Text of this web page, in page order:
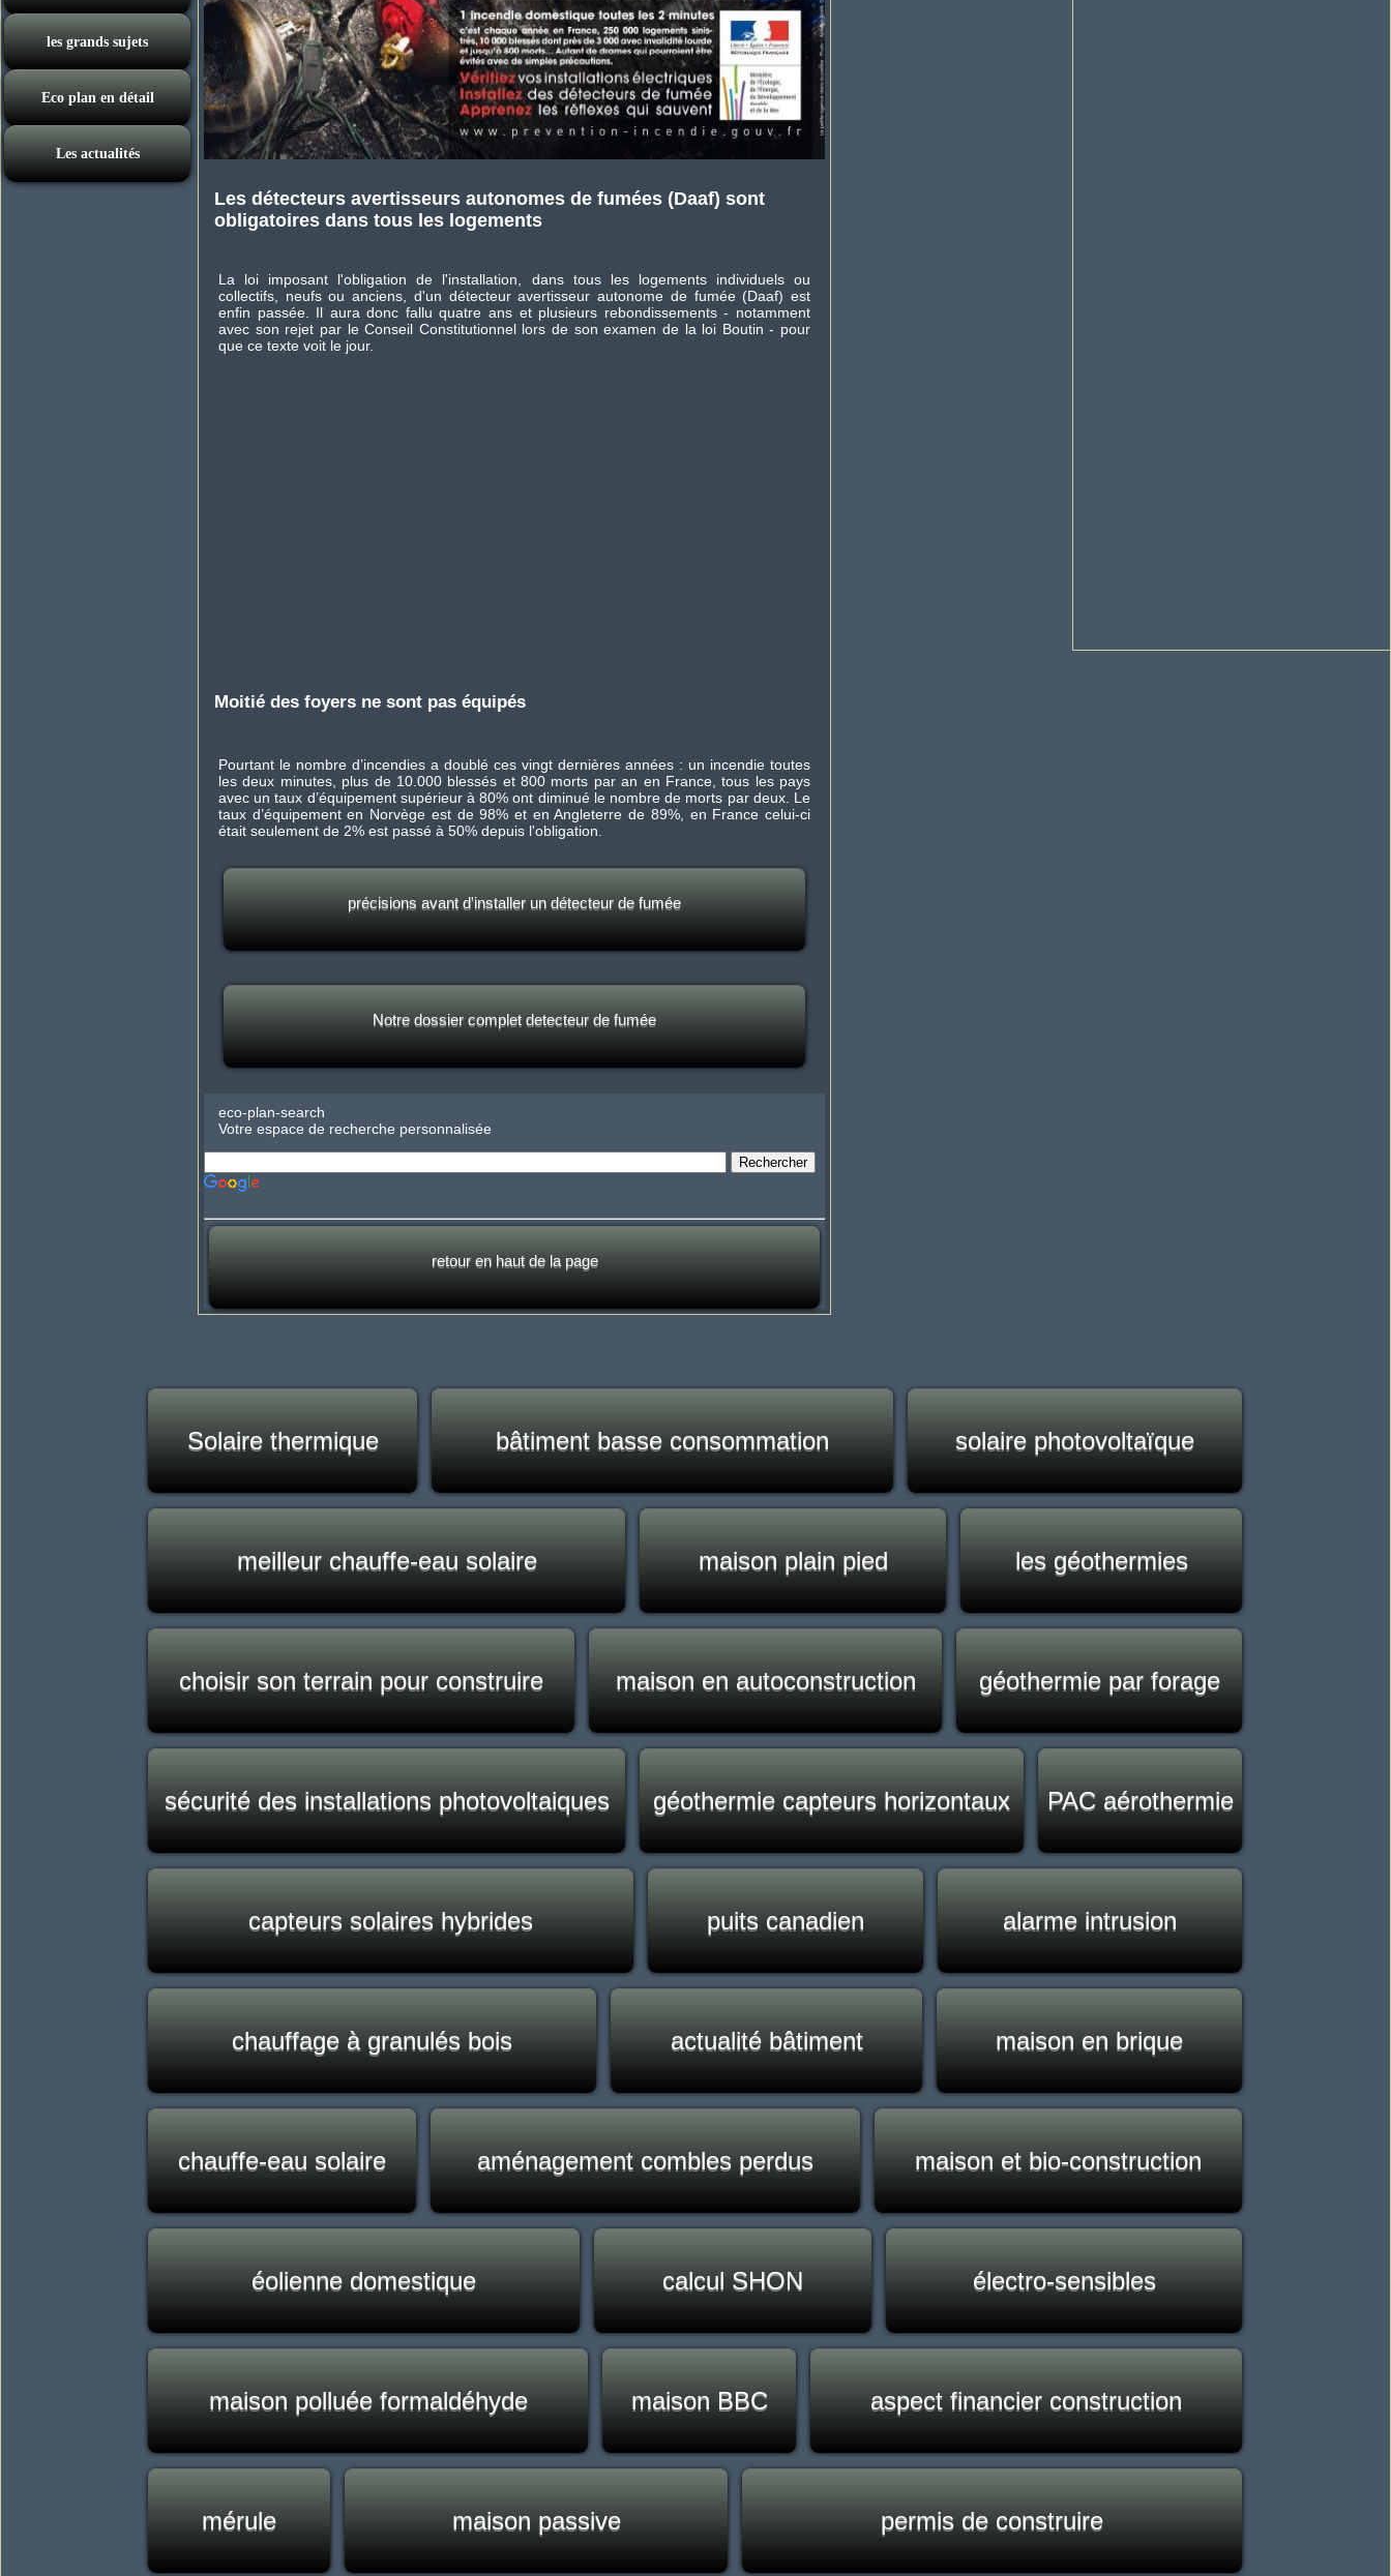
les grands sujets
Eco plan en détail
Les actualités
Les détecteurs avertisseurs autonomes de fumées (Daaf) sont
obligatoires dans tous les logements
La loi imposant l'obligation de l'installation, dans tous les logements individuels ou
collectifs, neufs ou anciens, d'un détecteur avertisseur autonome de fumée (Daaf) est
enfin passée. Il aura donc fallu quatre ans et plusieurs rebondissements - notamment
avec son rejet par le Conseil Constitutionnel lors de son examen de la loi Boutin - pour
que ce texte voit le jour.
Moitié des foyers ne sont pas équipés
Pourtant le nombre d’incendies a doublé ces vingt dernières années : un incendie toutes
les deux minutes, plus de 10.000 blessés et 800 morts par an en France, tous les pays
avec un taux d’équipement supérieur à 80% ont diminué le nombre de morts par deux. Le
taux d’équipement en Norvège est de 98% et en Angleterre de 89%, en France celui-ci
était seulement de 2% est passé à 50% depuis l'obligation.
précisions avant d'installer un détecteur de fumée
Notre dossier complet detecteur de fumée
eco-plan-search
Votre espace de recherche personnalisée
retour en haut de la page
Solaire thermique bâtiment basse consommation solaire photovoltaïque
meilleur chauffe-eau solaire maison plain pied les géothermies
choisir son terrain pour construire maison en autoconstruction géothermie par forage
sécurité des installations photovoltaiques géothermie capteurs horizontaux PAC aérothermie
capteurs solaires hybrides puits canadien alarme intrusion
chauffage à granulés bois actualité bâtiment maison en brique
chauffe-eau solaire aménagement combles perdus maison et bio-construction
éolienne domestique calcul SHON électro-sensibles
maison polluée formaldéhyde maison BBC aspect financier construction
mérule maison passive permis de construire